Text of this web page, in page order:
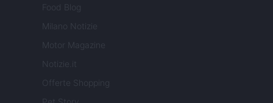
Food Blog
Milano Notizie
Motor Magazine
Notizie.it
Offerte Shopping